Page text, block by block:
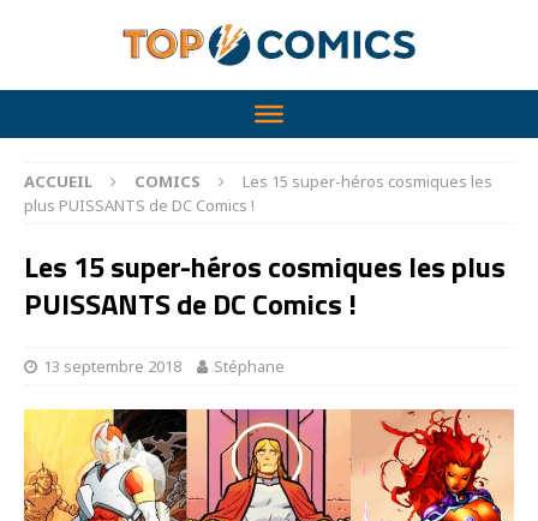
ACCUEIL COMICS
Les 15 super-héros cosmiques les
plus PUISSANTS de DC Comics !
Les 15 super-héros cosmiques les plus
PUISSANTS de DC Comics !
13 septembre 2018 Stéphane